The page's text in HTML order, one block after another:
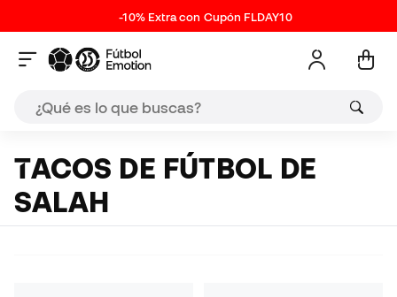
-10% Extra con Cupón FLDAY10
TACOS DE FÚTBOL DE
SALAH